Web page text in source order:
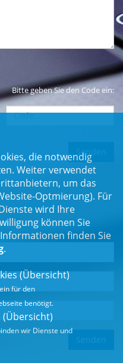
Bitte geben Sie den Code ein:
und der Region.
die notwendig
Weiter verwendet
um das
Optmierung). Für
wird Ihre
können Sie
finden Sie
.
(Übersicht)
für den
benötigt.
Übersicht)
wir Dienste und